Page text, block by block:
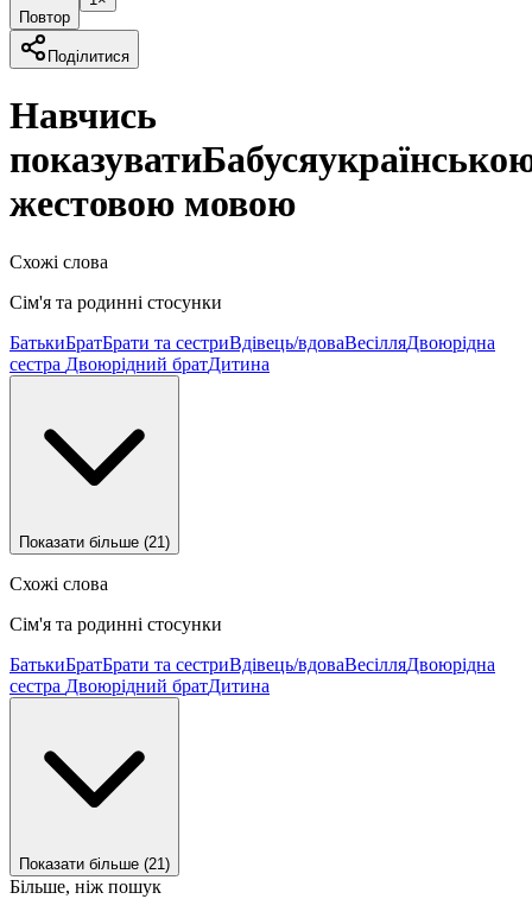
Повтор
Поділитися
Навчись
показуватиБабуся
жестовою мовою
Схожі слова
Сім'я та родинні стосунки
БатькиБратБрати та сестриВдівець/вдоваВесілляДвоюрідна
сестра Двоюрідний братДитина
Показати більше (21)
Схожі слова
Сім'я та родинні стосунки
БатькиБратБрати та сестриВдівець/вдоваВесілляДвоюрідна
сестра Двоюрідний братДитина
Показати більше (21)
Більше, ніж пошук